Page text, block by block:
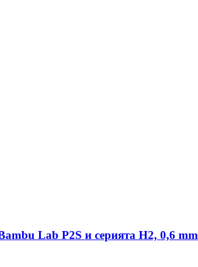
Lab P2S и серията H2, 0,6 mm